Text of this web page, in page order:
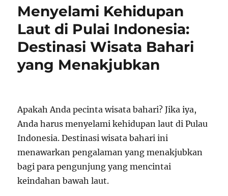
Menyelami Kehidupan
Laut di Pulai Indonesia:
Destinasi Wisata Bahari
yang Menakjubkan
Apakah Anda pecinta wisata bahari? Jika iya,
Anda harus menyelami kehidupan laut di Pulau
Indonesia. Destinasi wisata bahari ini
menawarkan pengalaman yang menakjubkan
bagi para pengunjung yang mencintai
keindahan bawah laut.